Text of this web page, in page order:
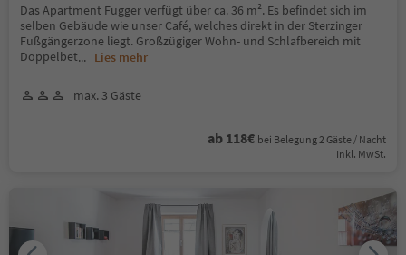
Das Apartment Fugger verfügt über ca. 36 m². Es befindet sich im
selben Gebäude wie unser Café, welches direkt in der Sterzinger
Fußgängerzone liegt. Großzügiger Wohn- und Schlafbereich mit
Doppelbet... Lies mehr
max. 3 Gäste
ab 118€ bei Belegung 2 Gäste / Nacht
Inkl. MwSt.